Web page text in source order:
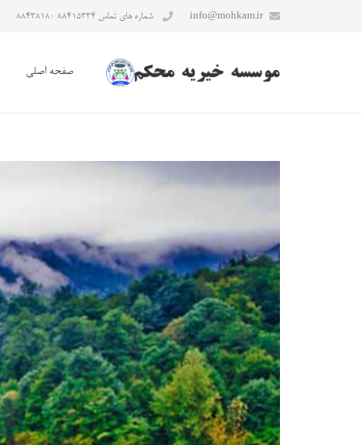
info@mohkam.ir شماره های تماس ۸۸۴۱۵۳۳۴ ۸۸۴۳۸۱۸۰
صفحه اصلی